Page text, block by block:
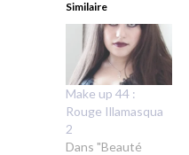
Similaire
Make up 44 :
Rouge Illamasqua
2
Dans "Beauté